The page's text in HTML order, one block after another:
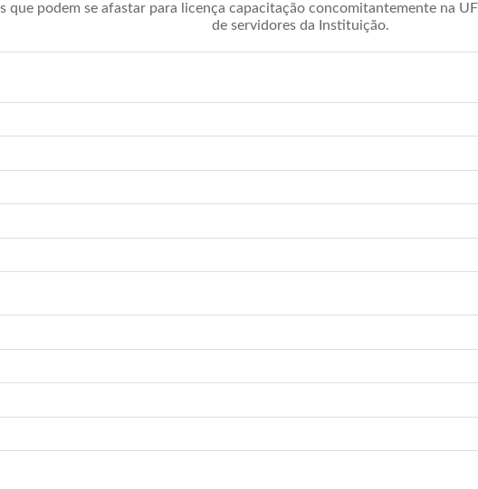
podem se afastar para licença capacitação concomitantemente na
de servidores da Instituição.